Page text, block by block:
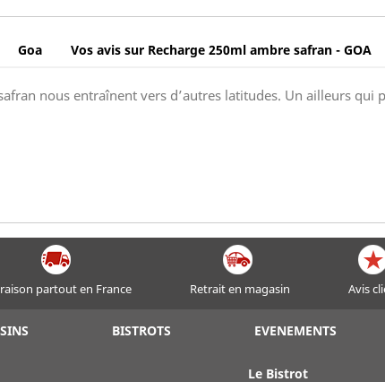
Goa Vos avis sur Recharge 250ml ambre safran - GOA
nous entraînent vers d’autres latitudes. Un ailleurs qui
partout en France Retrait en magasin Avis
BISTROTS EVENEMENTS
Le Bistrot